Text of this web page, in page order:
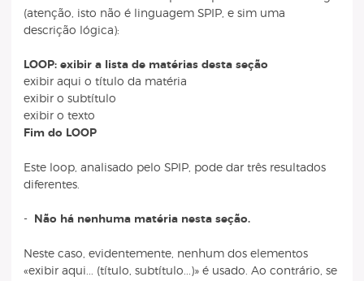
(atenção, isto não é linguagem SPIP, e sim uma
descrição lógica):
LOOP: exibir a lista de matérias desta seção
exibir aqui o título da matéria
exibir o subtítulo
exibir o texto
Fim do LOOP
Este loop, analisado pelo SPIP, pode dar três resultados
diferentes.
- Não há nenhuma matéria nesta seção.
Neste caso, evidentemente, nenhum dos elementos
«exibir aqui... (título, subtítulo...)» é usado. Ao contrário, se